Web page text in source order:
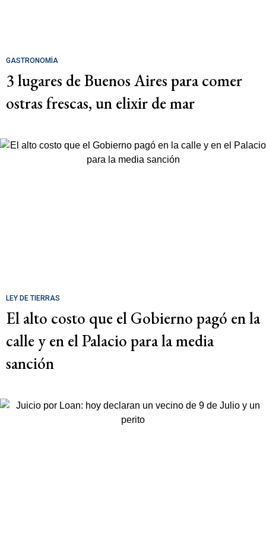
GASTRONOMÍA
3 lugares de Buenos Aires para comer
ostras frescas, un elixir de mar
LEY DE TIERRAS
El alto costo que el Gobierno pagó en la
calle y en el Palacio para la media
sanción